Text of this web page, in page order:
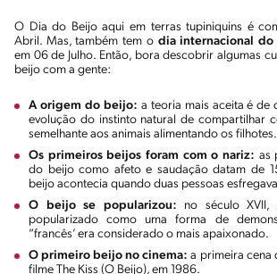
O Dia do Beijo aqui em terras tupiniquins é
Abril. Mas, também tem o dia internacional
em 06 de Julho. Então, bora descobrir algumas
beijo com a gente:
A origem do beijo: a teoria mais aceita é de
evolução do instinto natural de compartilhar
semelhante aos animais alimentando os filhotes.
Os primeiros beijos foram com o nariz: as
do beijo como afeto e saudação datam de
beijo acontecia quando duas pessoas
O beijo se popularizou: no século
popularizado como uma forma de
“francês’ era considerado o mais apaixonado.
O primeiro beijo no cinema: a primeira cena
filme The Kiss (O Beijo), em 1986.